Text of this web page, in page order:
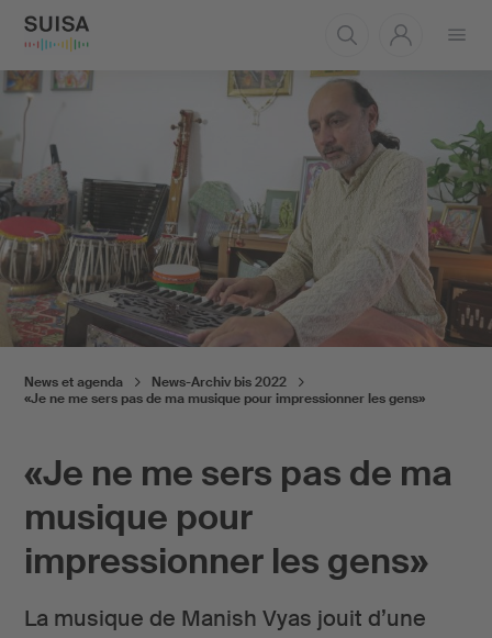
le
«Je ne me sers pas de ma
musique pour
impressionner les gens»
La musique de Manish Vyas jouit d’une
News et agenda
News-Archiv bis 2022
«Je ne me sers pas de ma musique pour impressionner les gens»